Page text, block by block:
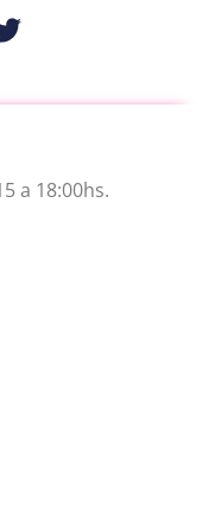
a 18:00hs.